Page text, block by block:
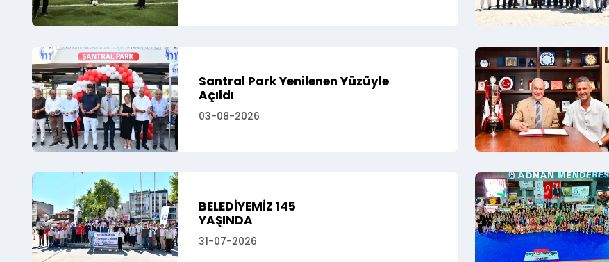
Santral Park Yenilenen Yüzüyle
Açıldı
03-08-2026
BELEDİYEMİZ 145
YAŞINDA
31-07-2026